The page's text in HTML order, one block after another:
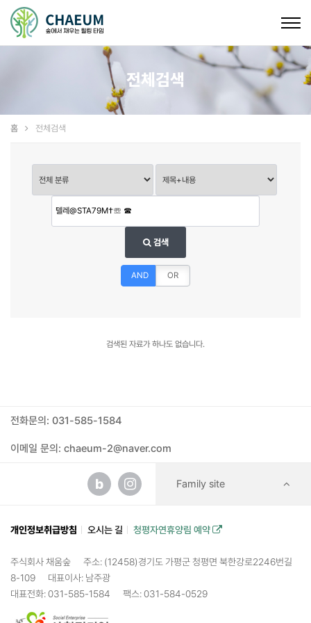
전체검색
홈 전체검색
검색
AND OR
검색된 자료가 하나도 없습니다.
전화문의: 031-585-1584
이메일 문의: chaeum-2@naver.com
b Family site
개인정보취급방침 오시는 길 청평자연휴양림 예약
주식회사 채움숲
주소: (12458)경기도 가평군 청평면 북한강로2246번길
8-109
대표이사: 남주광
대표전화: 031-585-1584
팩스: 031-584-0529